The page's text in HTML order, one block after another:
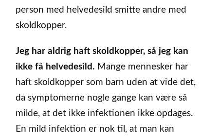
person med helvedesild smitte andre med
skoldkopper.
Jeg har aldrig haft skoldkopper, så jeg kan
ikke få helvedesild. Mange mennesker har
haft skoldkopper som barn uden at vide det,
da symptomerne nogle gange kan være så
milde, at det ikke infektionen ikke opdages.
En mild infektion er nok til, at man kan